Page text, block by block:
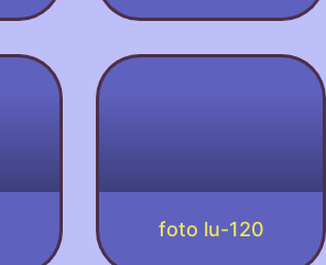
foto lu-120